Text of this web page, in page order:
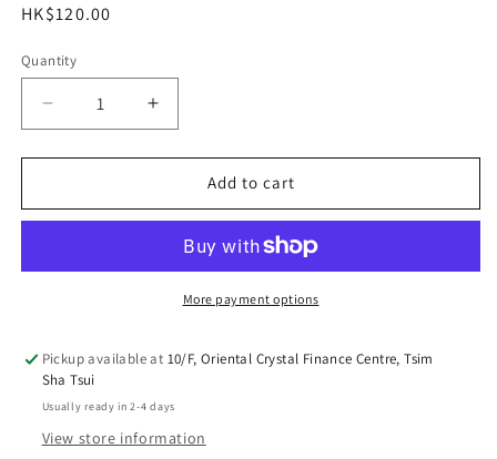
Regular
HK$120.00
Quantity
Decrease
quantity
for
Lamp
Increase
quantity
for
Lamp
Add to cart
More payment options
Pickup available at 10/F, Oriental Crystal Finance Centre, Tsim
Sha Tsui
Usually ready in 2-4 days
View store information